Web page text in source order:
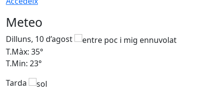
Meteo
Dilluns, 10 d’agost
T.Màx: 35°
T.Min: 23°
Tarda